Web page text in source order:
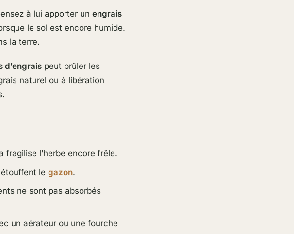
à lui apporter un engrais
le sol est encore humide.
la terre.
d’engrais peut brûler les
naturel ou à libération
fragilise l’herbe encore frêle.
le gazon.
ne sont pas absorbés
un aérateur ou une fourche